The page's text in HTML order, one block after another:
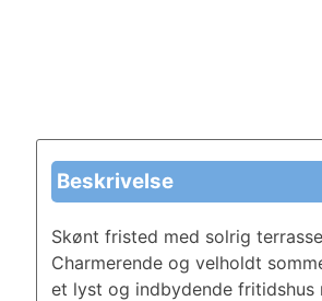
Beskrivelse
Skønt fristed med solrig
Charmerende og velholdt
et lyst og indbydende fritidshus